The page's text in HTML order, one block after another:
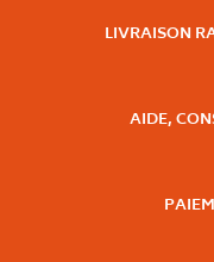
LIVRAISON
AIDE,